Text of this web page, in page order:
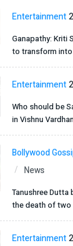
Entertainment
Ganapathy: Kriti
to transform
powerhouse
Entertainment
Who should be
in Vishnu
Bollywood
News
Tanushree Dutta
the death of two
parents
Entertainment